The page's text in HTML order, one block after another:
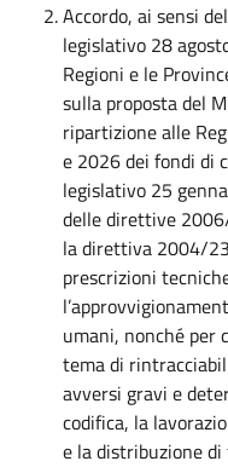
Accordo, ai sensi
legislativo 28
Regioni e le
sulla proposta del
ripartizione alle
e 2026 dei fondi di
legislativo 25
delle direttive
la direttiva 2004/
prescrizioni
umani, nonché per
tema di
avversi gravi e
codifica, la
e la distribuzione di